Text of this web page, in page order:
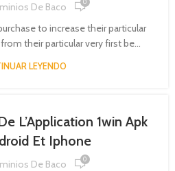
De Baco 0
to increase their particular
their particular very first be...
LEYENDO
L’Application 1win Apk
Et Iphone
De Baco 0